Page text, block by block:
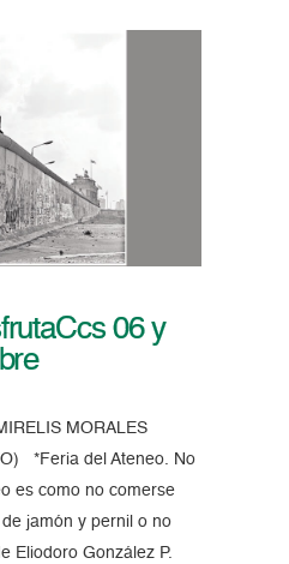
06 y
MORALES
*Feria del Ateneo. No
es como no comerse
jamón y pernil o no
Eliodoro González P.